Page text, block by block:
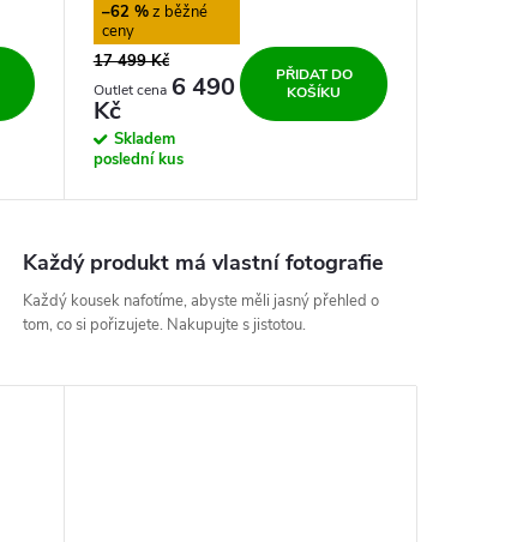
–62 %
17 499 Kč
6 490
Kč
Skladem
poslední kus
PŘIDAT DO
KOŠÍKU
Každý produkt má vlastní fotografie
Každý kousek nafotíme, abyste měli jasný přehled o
tom, co si pořizujete. Nakupujte s jistotou.